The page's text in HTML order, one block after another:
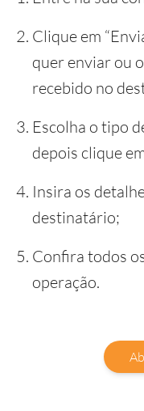
Clique em
quer enviar ou
recebido no
Escolha o tipo
depois clique
Insira os
destinatário;
Confira todos
operação.